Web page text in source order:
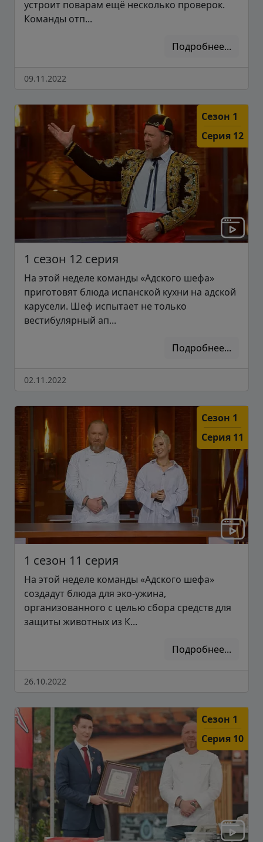
устроит поварам ещё несколько проверок.
Команды отп...
Подробнее...
09.11.2022
Сезон 1
Серия 12
1 сезон 12 серия
На этой неделе команды «Адского шефа»
приготовят блюда испанской кухни на адской
карусели. Шеф испытает не только
вестибулярный ап...
Подробнее...
02.11.2022
Сезон 1
Серия 11
1 сезон 11 серия
На этой неделе команды «Адского шефа»
создадут блюда для эко-ужина,
организованного с целью сбора средств для
защиты животных из К...
Подробнее...
26.10.2022
Сезон 1
Серия 10